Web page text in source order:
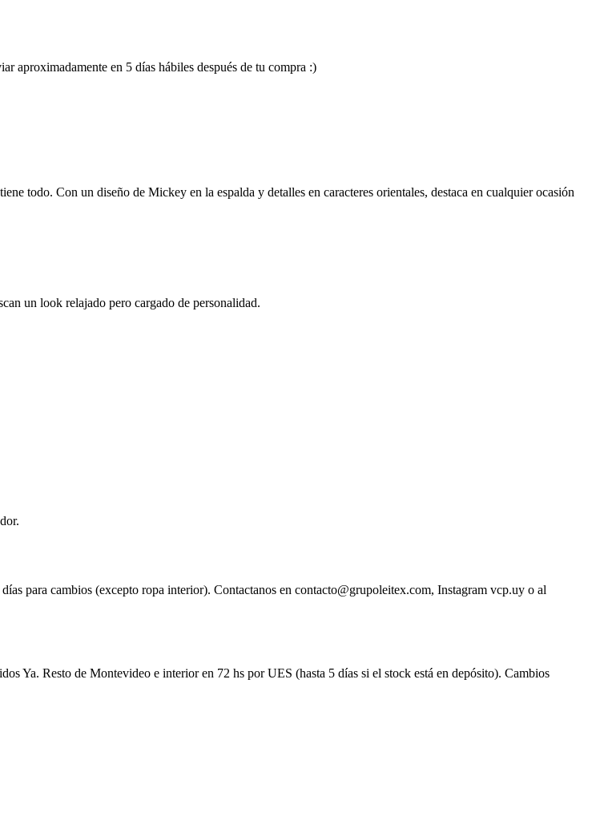
aproximadamente en 5 días hábiles después de tu compra :)
todo. Con un diseño de Mickey en la espalda y detalles en caracteres orientales, destaca en cualquier ocasión
un look relajado pero cargado de personalidad.
para cambios (excepto ropa interior). Contactanos en contacto@grupoleitex.com, Instagram vcp.uy o al
Ya. Resto de Montevideo e interior en 72 hs por UES (hasta 5 días si el stock está en depósito). Cambios